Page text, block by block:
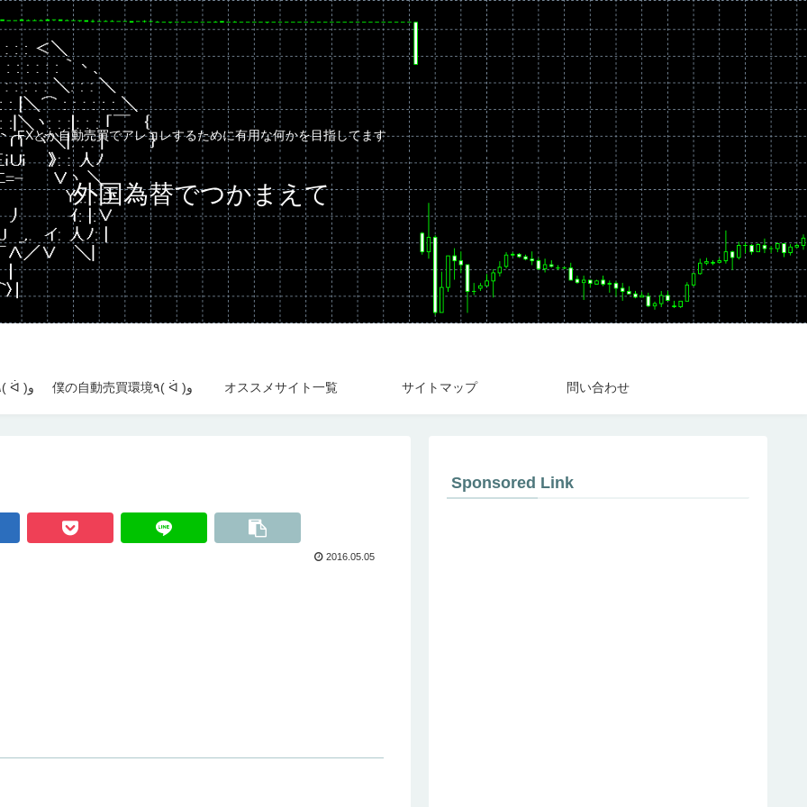
FXとか自動売買でアレコレするために有用な何かを目指してます
外国為替でつかまえて
自動売買運用成績٩( ᐛ )و 僕の自動売買環境٩( ᐛ )و オススメサイト一覧 サイトマップ 問い合わせ
2016.05.05
Sponsored Link